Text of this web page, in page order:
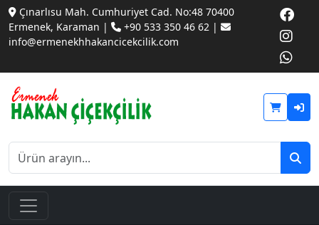
Çınarlısu Mah. Cumhuriyet Cad. No:48 70400
Ermenek, Karaman |
+90 533 350 46 62 |
info@ermenekhhakancicekcilik.com